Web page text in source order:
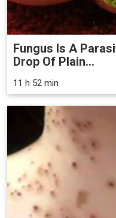
Fungus Is A
Drop Of Plain...
11 h 52 min